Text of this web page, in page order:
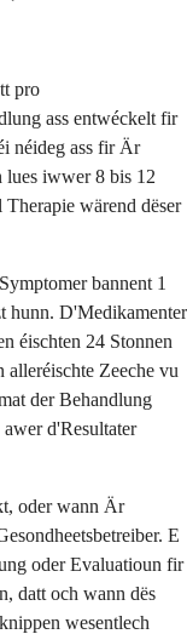
pro
ass entwéckelt fir
néideg ass fir Är
lues iwwer 8 bis 12
wärend dëser
bannent 1
hunn. D'Medikamenter
éischten 24 Stonnen
Zeeche vu
der Behandlung
d'Resultater
oder wann Är
E
oder Evaluatioun fir
datt och wann dës
wesentlech